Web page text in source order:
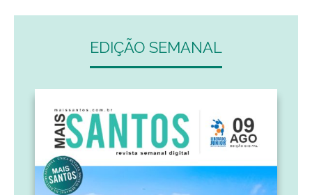
EDIÇÃO SEMANAL